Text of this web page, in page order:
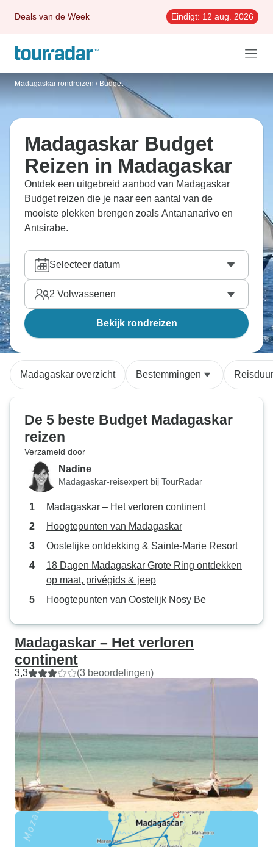
Deals van de Week Eindigt: 12 aug. 2026
Madagaskar rondreizen / Budget
Madagaskar Budget
Reizen in Madagaskar
Ontdek een uitgebreid aanbod van Madagaskar
Budget reizen die je naar een aantal van de
mooiste plekken brengen zoals Antananarivo en
Antsirabe.
Selecteer datum
2 Volwassenen
Bekijk rondreizen
Madagaskar overzicht Bestemmingen Reisduur
De 5 beste Budget Madagaskar
reizen
Verzameld door
Nadine
Madagaskar-reisexpert bij TourRadar
Madagaskar – Het verloren continent
Hoogtepunten van Madagaskar
Oostelijke ontdekking & Sainte-Marie Resort
18 Dagen Madagaskar Grote Ring ontdekken
op maat, privégids & jeep
Hoogtepunten van Oostelijk Nosy Be
Madagaskar – Het verloren
continent
3,3 (3 beoordelingen)